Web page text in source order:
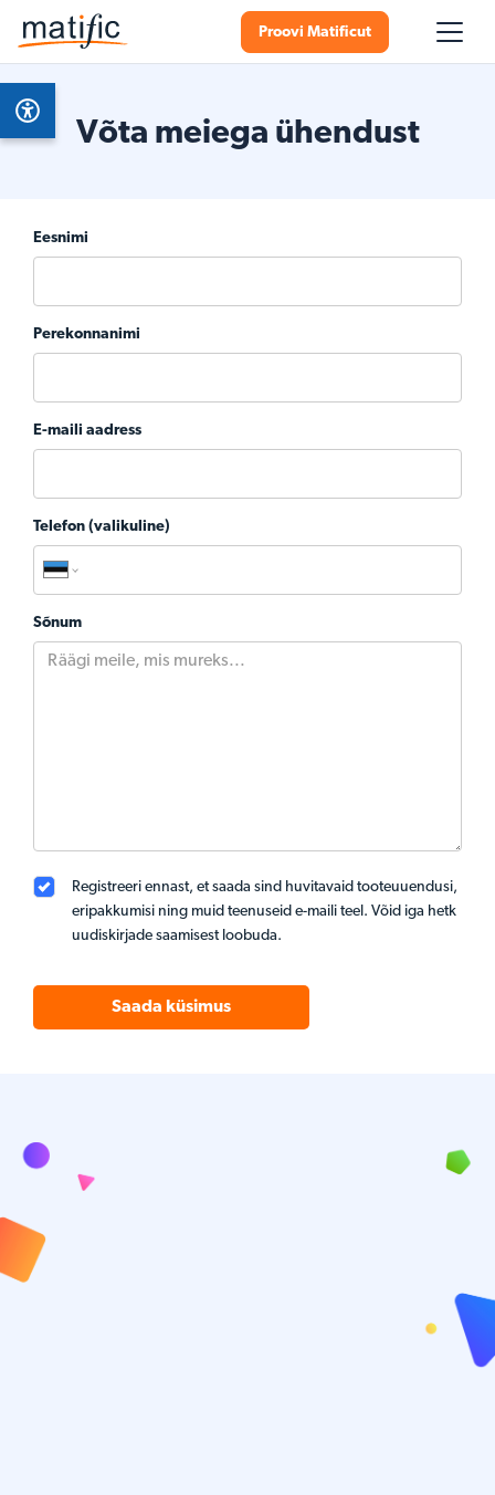
Proovi Matificut
Võta meiega ühendust
Eesnimi
Perekonnanimi
E-maili aadress
Telefon (valikuline)
Sõnum
Registreeri ennast, et saada sind huvitavaid tooteuuendusi,
eripakkumisi ning muid teenuseid e-maili teel. Võid iga hetk
uudiskirjade saamisest loobuda.
Saada küsimus